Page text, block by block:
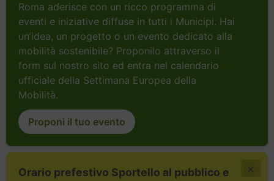
Roma aderisce con un ricco programma di
eventi e iniziative diffuse in tutti i Municipi. Hai
un’idea, un progetto o un evento dedicato alla
mobilità sostenibile? Proponilo attraverso il
form sul nostro sito ed entra nel calendario
ufficiale della Settimana Europea della
Mobilità.
Proponi il tuo evento
Orario prefestivo Sportello al pubblico e
×